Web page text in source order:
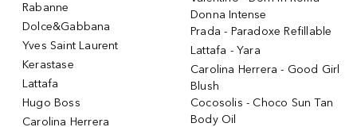
Rabanne
Dolce&Gabbana
Yves Saint Laurent
Kerastase
Lattafa
Hugo Boss
Carolina Herrera
Donna Intense
Prada - Paradoxe Refillable
Lattafa - Yara
Carolina Herrera - Good Girl
Blush
Cocosolis - Choco Sun Tan
Body Oil